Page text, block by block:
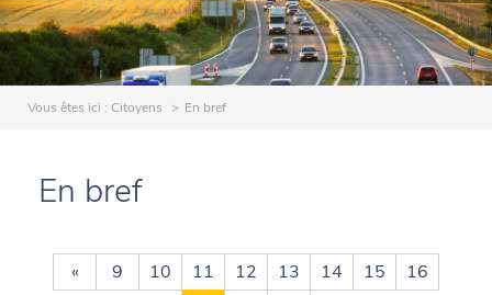
Vous êtes ici : Citoyens En bref
En bref
« 9 10 11 12 13 14 15
16